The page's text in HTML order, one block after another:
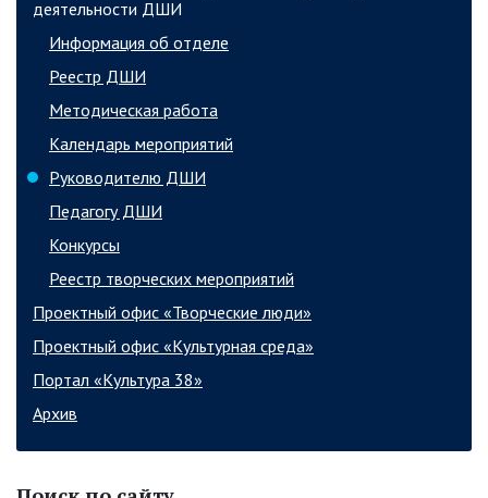
деятельности ДШИ
Информация об отделе
Реестр ДШИ
Методическая работа
Календарь мероприятий
Руководителю ДШИ
Педагогу ДШИ
Конкурсы
Реестр творческих мероприятий
Проектный офис «Творческие люди»
Проектный офис «Культурная среда»
Портал «Культура 38»
Архив